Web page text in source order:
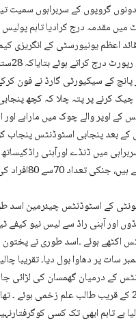
گروپوں کے سربراہوں سمیت
میں مقدمہ درج کرادیا تاہم
اعظم یونیورسٹی کے انگریزی
ندیم
کے سیکیورٹی گارڈ نے فون
کرنے پر پتہ چلا کہ کچھ
اوپر والے چوک میں ماراہے
کے بعد پنجابی اسٹوڈنٹس پنجاب
میں ڈنڈے اورآہنی
70سے 80افراد کی تھی۔
کے اسٹوڈنٹس چیئرمین اسد
اور آہنی راڈ سے لیس نیو کیفے
اکٹھے ہوئے ۔اسد طوری نے
سات پر دھاوا بول دیا۔ تقریبا
کے درمیان گھمسان کی لڑائی
میں دونوں گروپوں کے25 کے قریب طالب علم زخمی
ہے تاہم ابھی تک کسی